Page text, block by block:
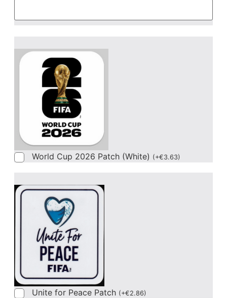
World Cup 2026 Patch (White) (+€3.63)
Unite for Peace Patch (+€2.86)